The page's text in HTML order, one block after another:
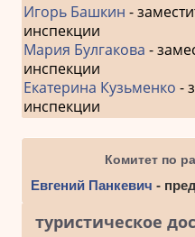
Игорь Башкин -
инспекции
Мария Булгакова -
инспекции
Екатерина Кузьменко -
инспекции
Комитет по
Евгений Панкевич -
туристическое